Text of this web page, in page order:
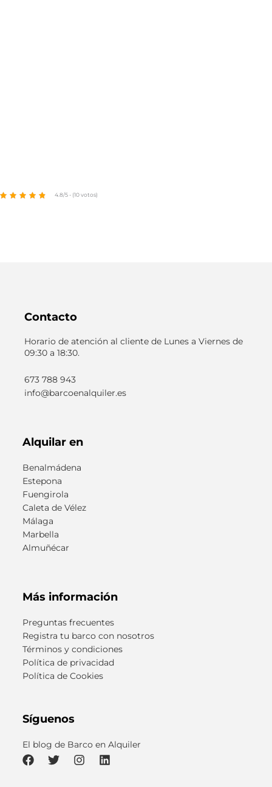
4.8/5 - (10 votos)
Contacto
Horario de atención al cliente de Lunes a Viernes de
09:30 a 18:30.
673 788 943
info@barcoenalquiler.es
Alquilar en
Benalmádena
Estepona
Fuengirola
Caleta de Vélez
Málaga
Marbella
Almuñécar
Más información
Preguntas frecuentes
Registra tu barco con nosotros
Términos y condiciones
Política de privacidad
Política de Cookies
Síguenos
El blog de Barco en Alquiler